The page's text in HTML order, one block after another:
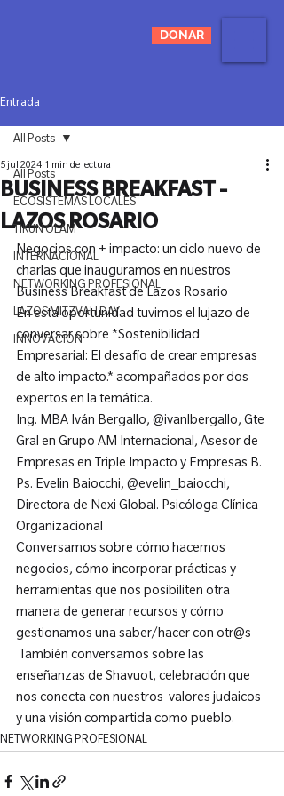
DONAR
Entrada
All Posts
ECOSISTEMAS LOCALES
TIKUN OLAM
INTERNACIONAL
NETWORKING PROFESIONAL
LAZOS MITZVAH DAY
INNOVACIÓN
All Posts
BUSINESS BREAKFAST -
LAZOS ROSARIO
5 jul 2024 1 min de lectura
Negocios con + impacto: un ciclo nuevo de
charlas que inauguramos en nuestros
Business Breakfast de Lazos Rosario
En esta oportunidad tuvimos el lujazo de
conversar sobre *Sostenibilidad
Empresarial: El desafío de crear empresas
de alto impacto.* acompañados por dos
expertos en la temática.
Ing. MBA Iván Bergallo, @ivanlbergallo, Gte
Gral en Grupo AM Internacional, Asesor de
Empresas en Triple Impacto y Empresas B.
Ps. Evelin Baiocchi, @evelin_baiocchi,
Directora de Nexi Global. Psicóloga Clínica
Organizacional
Conversamos sobre cómo hacemos
negocios, cómo incorporar prácticas y
herramientas que nos posibiliten otra
manera de generar recursos y cómo
gestionamos una saber/hacer con otr@s
También conversamos sobre las
enseñanzas de Shavuot, celebración que
nos conecta con nuestros  valores judaicos
y una visión compartida como pueblo.
NETWORKING PROFESIONAL